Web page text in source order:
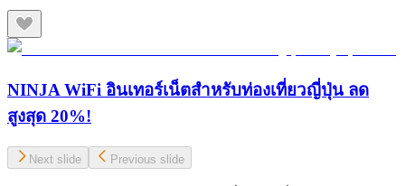
NINJA WiFi อินเทอร์เน็ตสำหรับท่องเที่ยวญี่ปุ่น ลด
สูงสุด 20%!
Next slide Previous slide